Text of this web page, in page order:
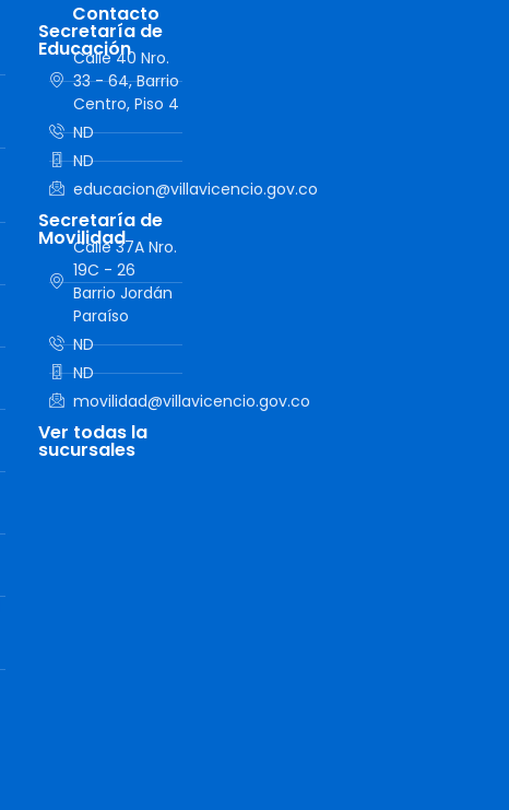
Contacto
Secretaría de
Educación
Calle 40 Nro.
33 - 64, Barrio
Centro, Piso 4
ND
ND
educacion@villavicencio.gov.co
Secretaría de
Movilidad
Calle 37A Nro.
19C - 26
Barrio Jordán
Paraíso
ND
ND
movilidad@villavicencio.gov.co
Ver todas la
sucursales